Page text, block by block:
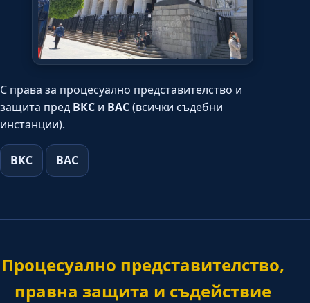
С права за процесуално представителство и
защита пред ВКС и ВАС(всички съдебни
инстанции).
ВКС ВАС
Процесуално представителство,
правна защита и съдействие